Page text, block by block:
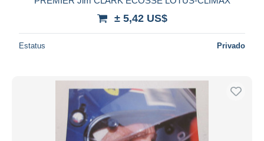
± 5,42 US$
Estatus Privado